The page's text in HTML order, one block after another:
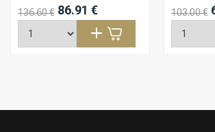
136.60 € 86.91 € 103.00 €